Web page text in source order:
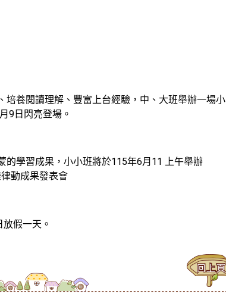
培養閱讀理解、豐富上台經驗，中、大班舉辦一場小
9日閃亮登場。
的學習成果，小小班將於115年6月11 上午舉辦
動成果發表會
假一天。